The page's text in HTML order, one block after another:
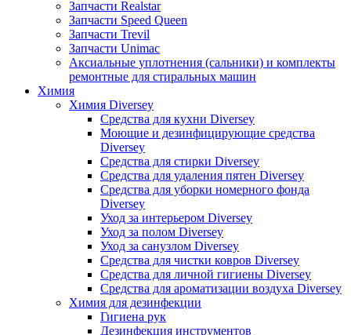
Запчасти Realstar
Запчасти Speed Queen
Запчасти Trevil
Запчасти Unimac
Аксиальные уплотнения (сальники) и комплекты
ремонтные для стиральных машин
Химия
Химия Diversey
Средства для кухни Diversey
Моющие и дезинфицирующие средства
Diversey
Средства для стирки Diversey
Средства для удаления пятен Diversey
Средства для уборки номерного фонда
Diversey
Уход за интерьером Diversey
Уход за полом Diversey
Уход за санузлом Diversey
Средства для чистки ковров Diversey
Средства для личной гигиены Diversey
Средства для ароматизации воздуха Diversey
Химия для дезинфекции
Гигиена рук
Дезинфекция инструментов